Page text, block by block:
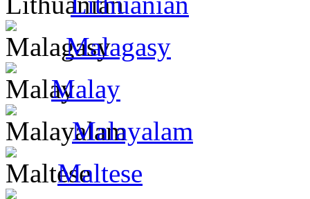
Malagasy
Malay
Malayalam
Maltese